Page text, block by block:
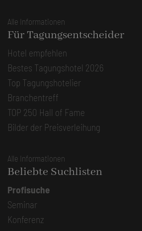
Alle Informationen
Für Tagungsentscheider
Hotel empfehlen
Bestes Tagungshotel 2026
Top Tagungshotelier
Branchentreff
TOP 250 Hall of Fame
Bilder der Preisverleihung
Alle Informationen
Beliebte Suchlisten
Profisuche
Seminar
Konferenz